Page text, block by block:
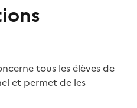
tous les élèves de
et permet de les